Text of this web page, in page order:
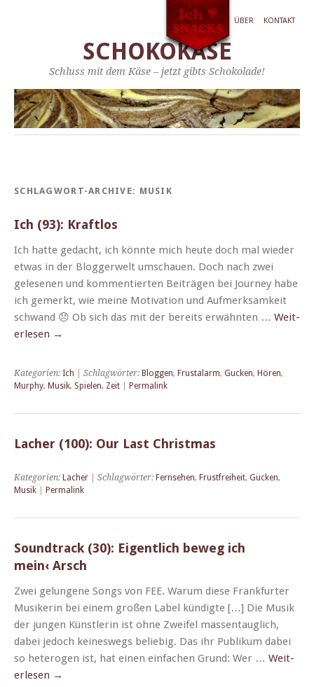
ÜBER KONTAKT
SCHOKOKÄSE
Schluss mit dem Käse – jetzt gibts Schokolade!
SCHLAGWORT-ARCHIVE: MUSIK
Ich (93): Kraftlos
Ich hat­te gedacht, ich kön­nte mich heute doch mal wieder
etwas in der Blog­ger­welt umschauen. Doch nach zwei
gele­se­nen und kom­men­tierten Beiträ­gen bei Jour­ney habe
ich gemerkt, wie meine Moti­va­tion und Aufmerk­samkeit
schwand 😞 Ob sich das mit der bere­its erwäh­n­ten … Weit­
er­lesen →
Kategorien: Ich | Schlagwörter: Bloggen, Frustalarm, Gucken, Hören,
Murphy, Musik, Spielen, Zeit Permalink
Lacher (100): Our Last Christmas
Kategorien: Lacher | Schlagwörter: Fernsehen, Frustfreiheit, Gucken,
Musik
Permalink
Soundtrack (30): Eigentlich beweg ich
mein‹ Arsch
Zwei gelun­gene Songs von FEE. Warum diese Frank­furter
Musik­erin bei einem großen Label kündigte […] Die Musik
der jun­gen Kün­st­lerin ist ohne Zweifel massen­tauglich,
dabei jedoch keineswegs beliebig. Das ihr Pub­likum dabei
so het­ero­gen ist, hat einen ein­fachen Grund: Wer … Weit­
er­lesen →